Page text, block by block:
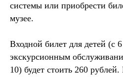
системы или приобрести
музее.
Входной билет для детей (c
экскурсионным
10) будет стоить 260